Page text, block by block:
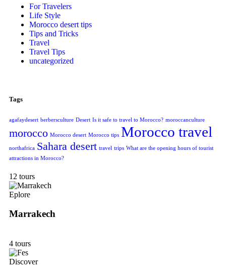
For Travelers
Life Style
Morocco desert tips
Tips and Tricks
Travel
Travel Tips
uncategorized
Tags
agafaydesert berbersculture Desert Is it safe to travel to Morocco? moroccanculture
morocco Morocco desert Morocco tips Morocco travel
northafrica Sahara desert travel trips What are the opening hours of tourist
attractions in Morocco?
12 tours
Eplore
Marrakech
4 tours
Discover